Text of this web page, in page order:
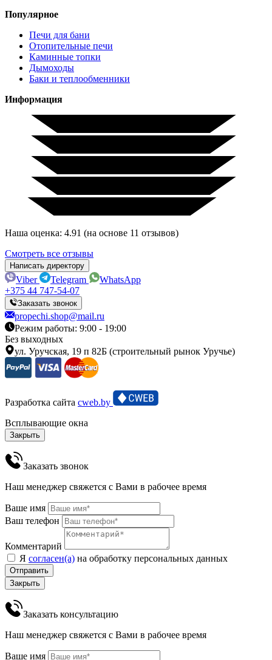
Популярное
Печи для бани
Отопительные печи
Каминные топки
Дымоходы
Баки и теплообменники
Информация
Наша оценка: 4.91 (на основе 11 отзывов)
Смотреть все отзывы
Написать директору
Viber Telegram
WhatsApp
+375 44 747-54-07
Заказать звонок
propechi.shop@mail.ru
Режим работы: 9:00 - 19:00
Без выходных
ул. Уручская, 19 п 82Б (строительный рынок Уручье)
Разработка сайта cweb.by
Всплывающие окна
Закрыть
Заказать звонок
Наш менеджер свяжется с Вами в рабочее время
Ваше имя
Ваш телефон
Комментарий
Я согласен(а) на обработку персональных данных
Отправить
Закрыть
Заказать консультацию
Наш менеджер свяжется с Вами в рабочее время
Ваше имя